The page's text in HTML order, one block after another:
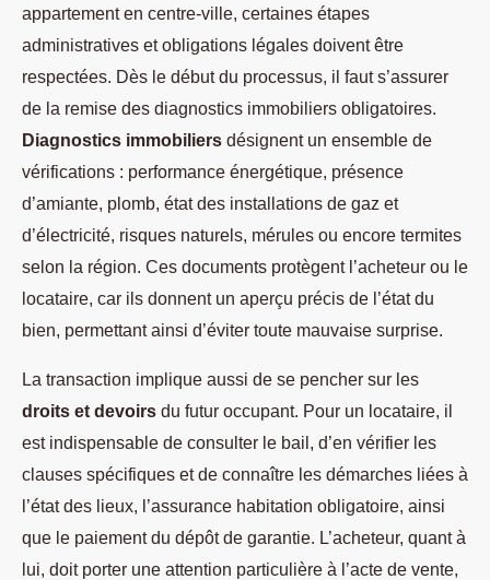
appartement en centre-ville, certaines étapes
administratives et obligations légales doivent être
respectées. Dès le début du processus, il faut s’assurer
de la remise des diagnostics immobiliers obligatoires.
Diagnostics immobiliers désignent un ensemble de
vérifications : performance énergétique, présence
d’amiante, plomb, état des installations de gaz et
d’électricité, risques naturels, mérules ou encore termites
selon la région. Ces documents protègent l’acheteur ou le
locataire, car ils donnent un aperçu précis de l’état du
bien, permettant ainsi d’éviter toute mauvaise surprise.
La transaction implique aussi de se pencher sur les
droits et devoirs du futur occupant. Pour un locataire, il
est indispensable de consulter le bail, d’en vérifier les
clauses spécifiques et de connaître les démarches liées à
l’état des lieux, l’assurance habitation obligatoire, ainsi
que le paiement du dépôt de garantie. L’acheteur, quant à
lui, doit porter une attention particulière à l’acte de vente,